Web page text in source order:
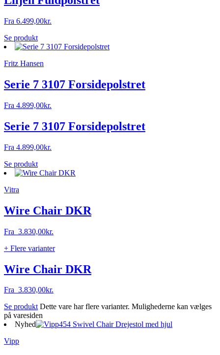
Fra 6.499,00kr.
Se produkt
Fritz Hansen
Serie 7 3107 Forsidepolstret
Fra 4.899,00kr.
Serie 7 3107 Forsidepolstret
Fra 4.899,00kr.
Se produkt
Vitra
Wire Chair DKR
Fra 3.830,00kr.
+ Flere varianter
Wire Chair DKR
Fra 3.830,00kr.
Se produkt Dette vare har flere varianter. Mulighederne kan vælges
på varesiden
Nyhed
Vipp